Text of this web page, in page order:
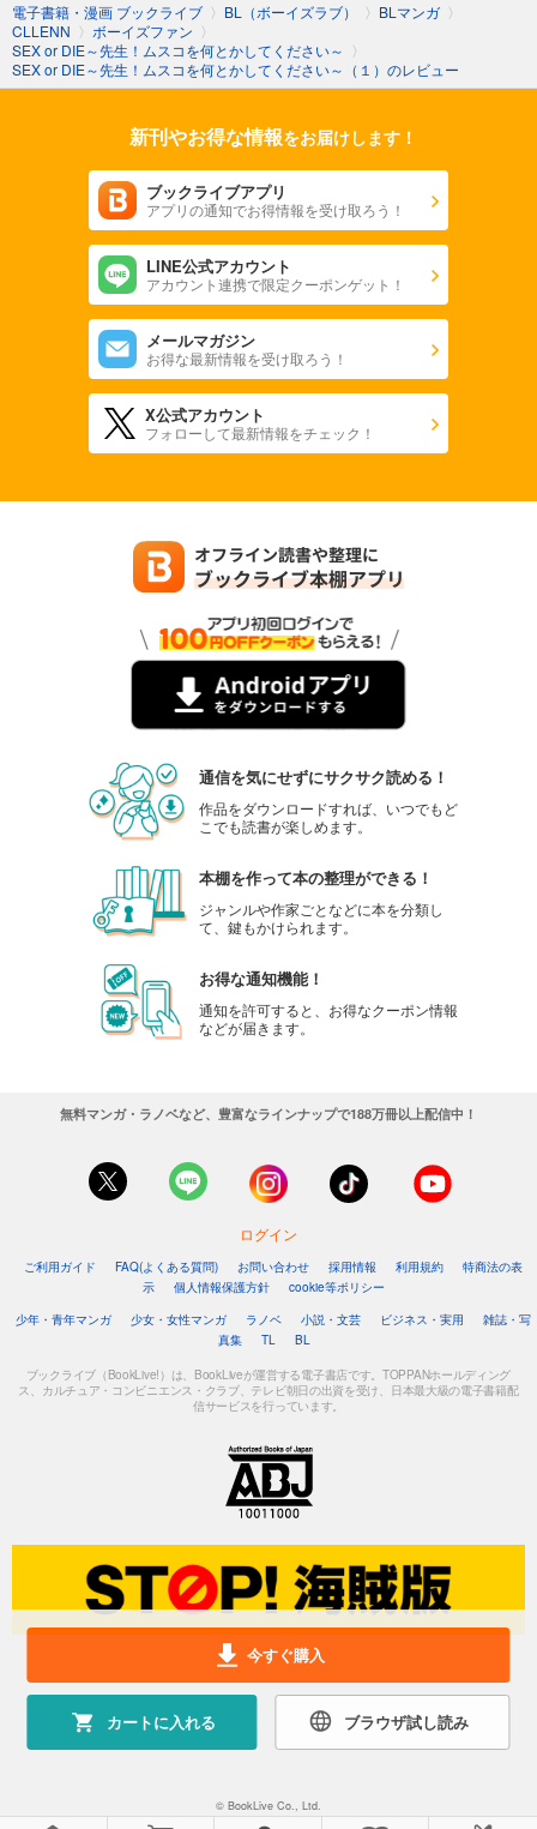
今すぐ購入
カートに入れる ブラウザ試し読み
電子書籍・漫画 ブックライブ 〉 BL（ボーイズラブ） 〉 BLマンガ 〉
CLLENN 〉 ボーイズファン 〉
SEX or DIE～先生！ムスコを何とかしてください～ 〉
SEX or DIE～先生！ムスコを何とかしてください～（１）のレビュー
新刊やお得な情報をお届けします！
ブックライブアプリ
アプリの通知でお得情報を受け取ろう！
LINE公式アカウント
アカウント連携で限定クーポンゲット！
メールマガジン
お得な最新情報を受け取ろう！
X公式アカウント
フォローして最新情報をチェック！
通信を気にせずにサクサク読める！
作品をダウンロードすれば、いつでもど
こでも読書が楽しめます。
本棚を作って本の整理ができる！
ジャンルや作家ごとなどに本を分類し
て、鍵もかけられます。
お得な通知機能！
通知を許可すると、お得なクーポン情報
などが届きます。
無料マンガ・ラノベなど、豊富なラインナップで188万冊以上配信中！
ログイン
ご利用ガイド FAQ(よくある質問) お問い合わせ 採用情報 利用規約
特商法の表
示
個人情報保護方針
cookie等ポリシー
少年・青年マンガ
少女・女性マンガ ラノベ 小説・文芸 ビジネス・実用
雑誌・写
真集
TL BL
ブックライブ（BookLive!）は、BookLiveが運営する電子書店です。TOPPANホールディング
ス、カルチュア・コンビニエンス・クラブ、テレビ朝日の出資を受け、日本最大級の電子書籍配
信サービスを行っています。
© BookLive Co., Ltd.